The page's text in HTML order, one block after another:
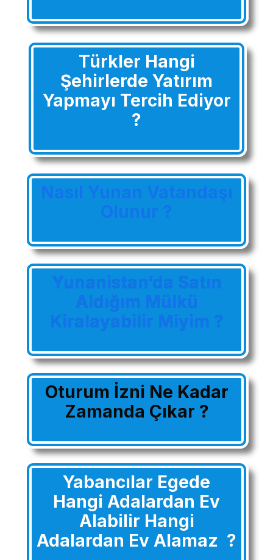
Türkler Hangi
Şehirlerde Yatırım
Yapmayı Tercih Ediyor
?
Nasıl Yunan Vatandaşı
Olunur ?
Yunanistan’da Satın
Aldığım Mülkü
Kiralayabilir Miyim ?
Oturum İzni Ne Kadar
Zamanda Çıkar ?
Yabancılar Egede
Hangi Adalardan Ev
Alabilir Hangi
Adalardan Ev Alamaz ?